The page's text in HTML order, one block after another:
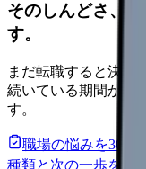
そのしんどさ、
す。
まだ転職すると決め
続いている期間から
す。
職場の悩みを30秒
種類と次の一歩を整